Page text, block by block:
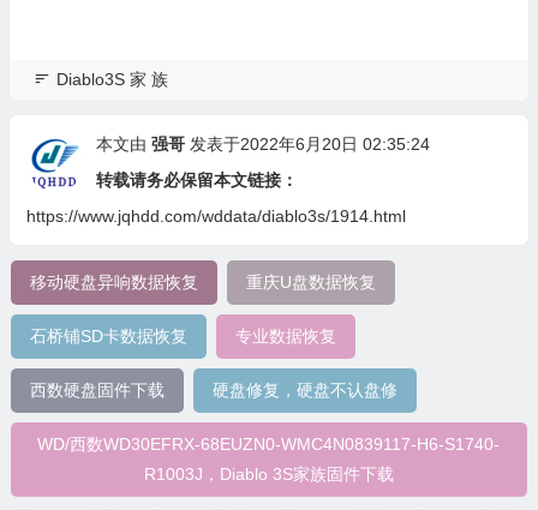
Diablo3S 家 族
本文由 强哥 发表于2022年6月20日 02:35:24
转载请务必保留本文链接：
https://www.jqhdd.com/wddata/diablo3s/1914.html
移动硬盘异响数据恢复 重庆U盘数据恢复
石桥铺SD卡数据恢复 专业数据恢复
西数硬盘固件下载 硬盘修复，硬盘不认盘修
WD/西数WD30EFRX-68EUZN0-WMC4N0839117-H6-S1740-
R1003J，Diablo 3S家族固件下载